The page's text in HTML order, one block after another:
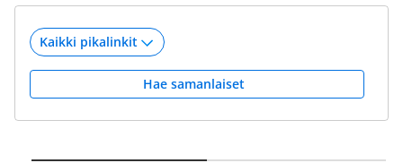
Hae samanlaiset